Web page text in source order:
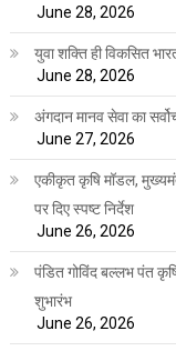
June 28, 2026
युवा शक्ति ही विकसित
June 28, 2026
अंगदान मानव सेवा का
June 27, 2026
एकीकृत कृषि मॉडल,
पर दिए स्पष्ट निर्देश
June 26, 2026
पंडित गोविंद बल्लभ पंत कृषि
शुभारंभ
June 26, 2026